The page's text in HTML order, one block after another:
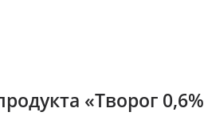
«Творог 0,6%